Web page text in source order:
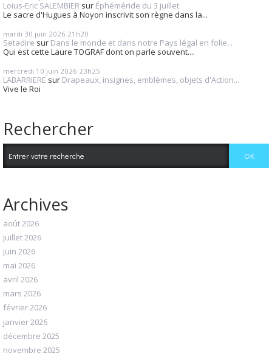
Loius-Eric SALEMBIER sur Éphéméride du 3 juillet
Le sacre d'Hugues à Noyon inscrivit son règne dans la...
mardi 30 juin 2026 21h20
Setadire sur Dans le monde et dans notre Pays légal en folie...
Qui est cette Laure TOGRAF dont on parle souvent....
mercredi 10 juin 2026 23h25
LABARRIERE sur Drapeaux, insignes, emblèmes, objets d'Action...
Vive le Roi
Rechercher
Archives
août 2026
juillet 2026
juin 2026
mai 2026
avril 2026
mars 2026
février 2026
janvier 2026
décembre 2025
novembre 2025